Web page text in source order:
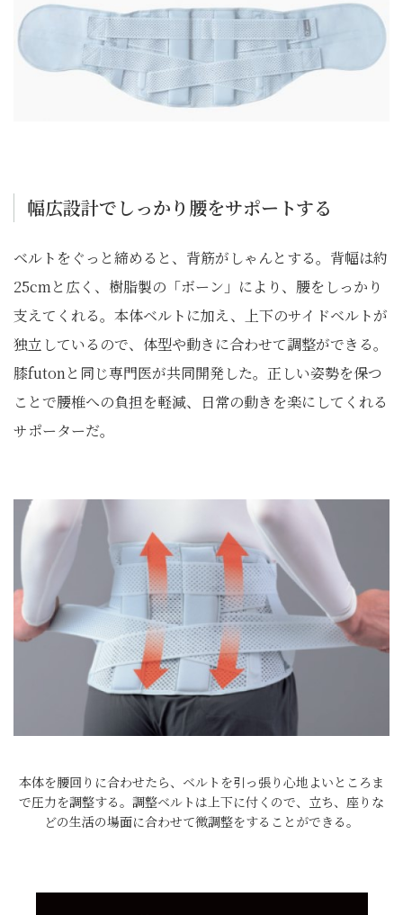
幅広設計でしっかり腰をサポートする
ベルトをぐっと締めると、背筋がしゃんとする。背幅は約
25cmと広く、樹脂製の「ボーン」により、腰をしっかり
支えてくれる。本体ベルトに加え、上下のサイドベルトが
独立しているので、体型や動きに合わせて調整ができる。
膝futonと同じ専門医が共同開発した。正しい姿勢を保つ
ことで腰椎への負担を軽減、日常の動きを楽にしてくれる
サポーターだ。
本体を腰回りに合わせたら、ベルトを引っ張り心地よいところま
で圧力を調整する。調整ベルトは上下に付くので、立ち、座りな
どの生活の場面に合わせて微調整をすることができる。